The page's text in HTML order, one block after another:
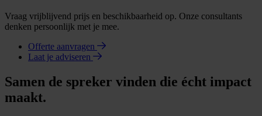
Vraag vrijblijvend prijs en beschikbaarheid op. Onze consultants
denken persoonlijk met je mee.
Offerte aanvragen
Laat je adviseren
Samen de spreker vinden die écht impact
maakt.